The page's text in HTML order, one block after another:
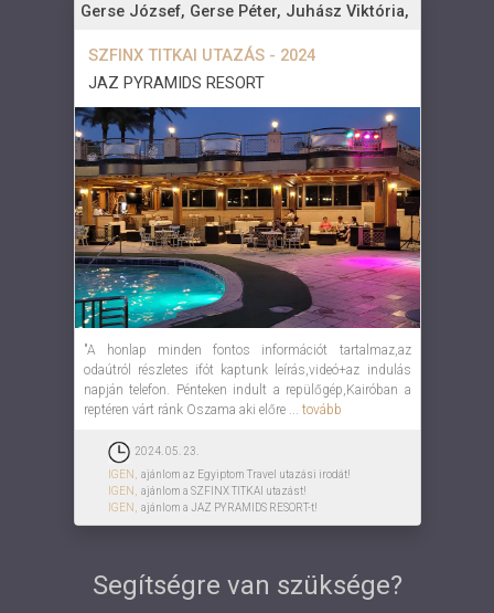
Gerse József, Gerse Péter, Juhász Viktória,
SZFINX TITKAI UTAZÁS - 2024
JAZ PYRAMIDS RESORT
"A honlap minden fontos információt tartalmaz,az
odaútról részletes ifót kaptunk leírás,videó+az indulás
napján telefon. Pénteken indult a repülőgép,Kairóban a
reptéren várt ránk Oszama aki előre ... tovább
2024. 05. 23.
IGEN, ajánlom az Egyiptom Travel utazási irodát!
IGEN, ajánlom a SZFINX TITKAI utazást!
IGEN, ajánlom a JAZ PYRAMIDS RESORT-t!
Segítségre van szüksége?